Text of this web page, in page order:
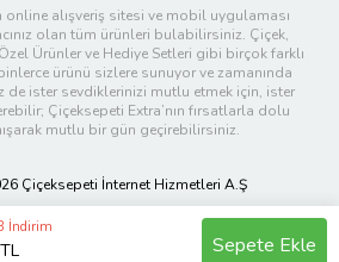
İndirim
TL Sepete Ekle
online alışveriş sitesi ve mobil uygulaması
olan tüm ürünleri bulabilirsiniz. Çiçek,
Ürünler ve Hediye Setleri gibi birçok farklı
ürünü sizlere sunuyor ve zamanında
de ister sevdiklerinizi mutlu etmek için, ister
Çiçeksepeti Extra’nın fırsatlarla dolu
mutlu bir gün geçirebilirsiniz.
Çiçeksepeti İnternet Hizmetleri A.Ş